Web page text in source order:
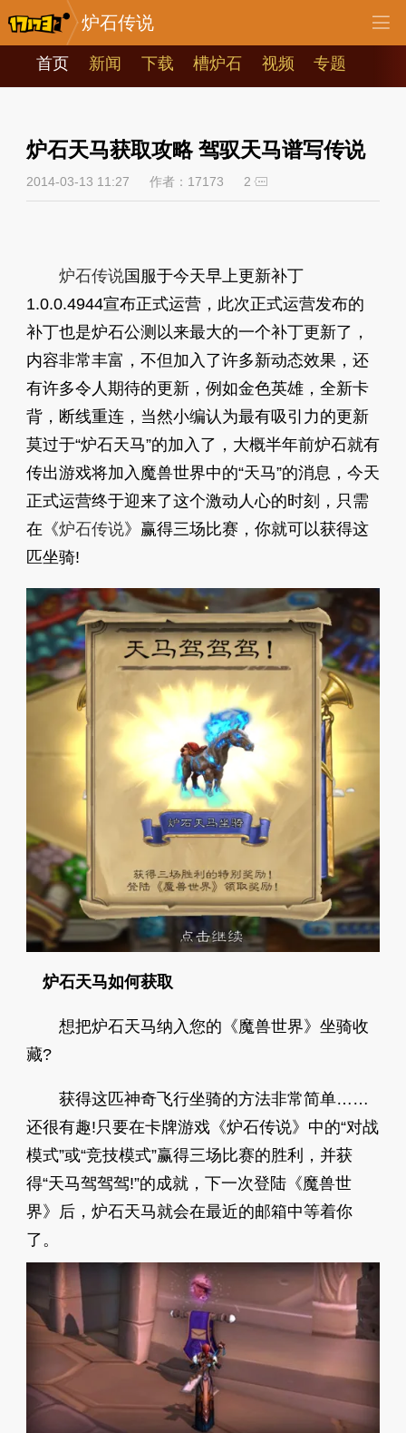
炉石传说
首页 新闻 下载 槽炉石 视频 专题
炉石天马获取攻略 驾驭天马谱写传说
2014-03-13 11:27 作者：17173 2
炉石传说国服于今天早上更新补丁
1.0.0.4944宣布正式运营，此次正式运营发布的
补丁也是炉石公测以来最大的一个补丁更新了，
内容非常丰富，不但加入了许多新动态效果，还
有许多令人期待的更新，例如金色英雄，全新卡
背，断线重连，当然小编认为最有吸引力的更新
莫过于“炉石天马”的加入了，大概半年前炉石就有
传出游戏将加入魔兽世界中的“天马”的消息，今天
正式运营终于迎来了这个激动人心的时刻，只需
在《炉石传说》赢得三场比赛，你就可以获得这
匹坐骑!
炉石天马如何获取
想把炉石天马纳入您的《魔兽世界》坐骑收
藏?
获得这匹神奇飞行坐骑的方法非常简单……
还很有趣!只要在卡牌游戏《炉石传说》中的“对战
模式”或“竞技模式”赢得三场比赛的胜利，并获
得“天马驾驾驾!”的成就，下一次登陆《魔兽世
界》后，炉石天马就会在最近的邮箱中等着你
了。